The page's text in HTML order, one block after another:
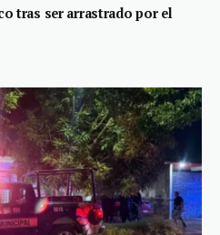
tras ser arrastrado por el